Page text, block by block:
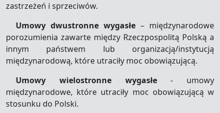
zastrzeżeń i sprzeciwów.
Umowy dwustronne wygasłe – międzynarodowe
porozumienia zawarte między Rzeczpospolitą Polską a
innym państwem lub organizacją/instytucją
międzynarodową, które utraciły moc obowiązującą.
Umowy wielostronne wygasłe- umowy
międzynarodowe, które utraciły moc obowiązującą w
stosunku do Polski.